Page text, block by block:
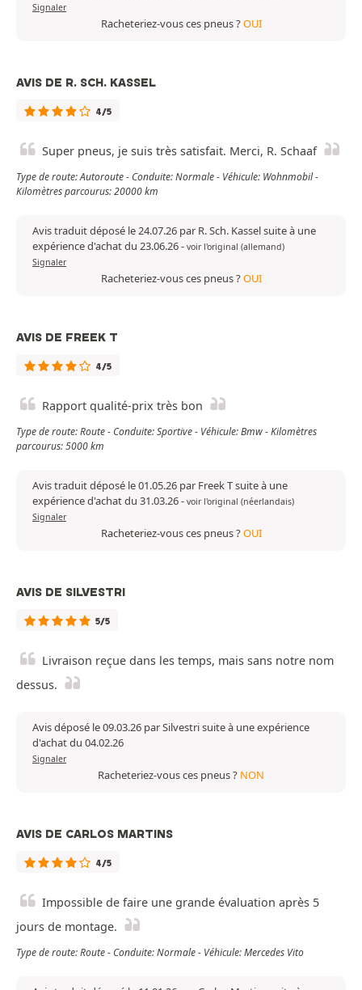
Signaler
Racheteriez-vous ces pneus ?OUI
AVIS DE R. SCH. KASSEL
4/5
Super pneus, je suis très satisfait. Merci, R. Schaaf
Type de route: Autoroute - Conduite: Normale - Véhicule: Wohnmobil -
Kilomètres parcourus: 20000 km
Avis traduit déposé le 24.07.26 par R. Sch. Kassel suite à une
expérience d'achat du 23.06.26- voir l'original (allemand)
Signaler
Racheteriez-vous ces pneus ?OUI
AVIS DE FREEK T
4/5
Rapport qualité-prix très bon
Type de route: Route - Conduite: Sportive - Véhicule: Bmw - Kilomètres
parcourus: 5000 km
Avis traduit déposé le 01.05.26 par Freek T suite à une
expérience d'achat du 31.03.26- voir l'original (néerlandais)
Signaler
Racheteriez-vous ces pneus ?OUI
AVIS DE SILVESTRI
5/5
Livraison reçue dans les temps, mais sans notre nom
dessus.
Avis déposé le 09.03.26 par Silvestri suite à une expérience
d'achat du 04.02.26
Signaler
Racheteriez-vous ces pneus ? NON
AVIS DE CARLOS MARTINS
4/5
Impossible de faire une grande évaluation après 5
jours de montage.
Type de route: Route - Conduite: Normale - Véhicule: Mercedes Vito